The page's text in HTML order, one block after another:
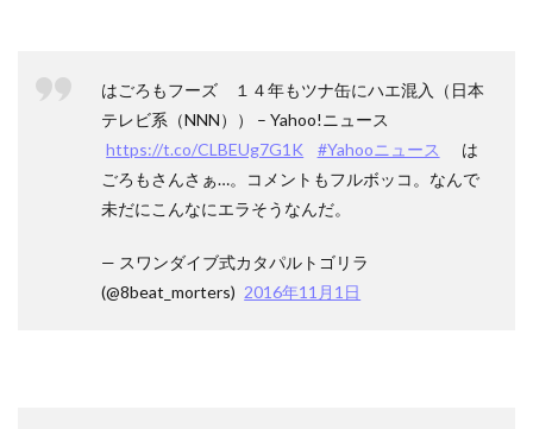
はごろもフーズ １４年もツナ缶にハエ混入（日本
テレビ系（NNN）） – Yahoo!ニュース
https://t.co/CLBEUg7G1K
#Yahooニュース
は
ごろもさんさぁ…。コメントもフルボッコ。なんで
未だにこんなにエラそうなんだ。
— スワンダイブ式カタパルトゴリラ
(@8beat_morters) 2016年11月1日